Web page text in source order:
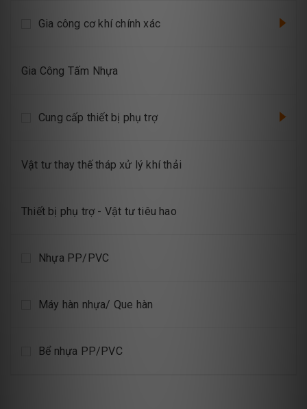
Gia công cơ khí chính xác
Gia Công Tấm Nhựa
Cung cấp thiết bị phụ trợ
Vật tư thay thế tháp xử lý khí thải
Thiết bị phụ trợ - Vật tư tiêu hao
Nhựa PP/PVC
Máy hàn nhựa/ Que hàn
Bể nhựa PP/PVC